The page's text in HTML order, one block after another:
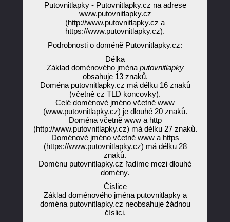
Putovnitlapky - Putovnitlapky.cz na adrese
www.putovnitlapky.cz
(http://www.putovnitlapky.cz a
https://www.putovnitlapky.cz).
Podrobnosti o doméně Putovnitlapky.cz:
Délka
Základ doménového jména putovnitlapky
obsahuje 13 znaků.
Doména putovnitlapky.cz má délku 16 znaků
(včetně cz TLD koncovky).
Celé doménové jméno včetně www
(www.putovnitlapky.cz) je dlouhé 20 znaků.
Doména včetně www a http
(http://www.putovnitlapky.cz) má délku 27 znaků.
Doménové jméno včetně www a https
(https://www.putovnitlapky.cz) má délku 28
znaků.
Doménu putovnitlapky.cz řadíme mezi dlouhé
domény.
Číslice
Základ doménového jména putovnitlapky a
doména putovnitlapky.cz neobsahuje žádnou
číslici.